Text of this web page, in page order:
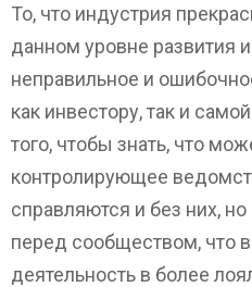
То, что индустрия
данном уровне развития
неправильное и
как инвестору, так и
того, чтобы знать, что
контролирующее
справляются и без них,
перед сообществом, что
деятельность в более